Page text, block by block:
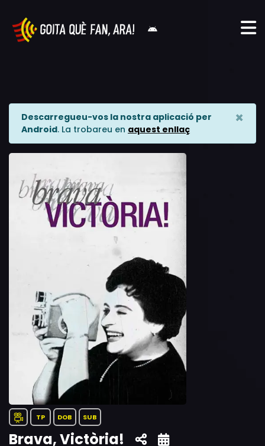
Descarregueu-vos la nostra aplicació per
Android. La trobareu en aquest enllaç
×
TP DOB SUB
Brava, Victòria!